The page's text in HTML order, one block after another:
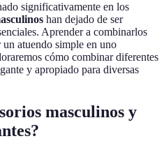
significativamente en los
han dejado de ser
Aprender a combinarlos
atuendo simple en uno
cómo combinar diferentes
y apropiado para diversas
masculinos y